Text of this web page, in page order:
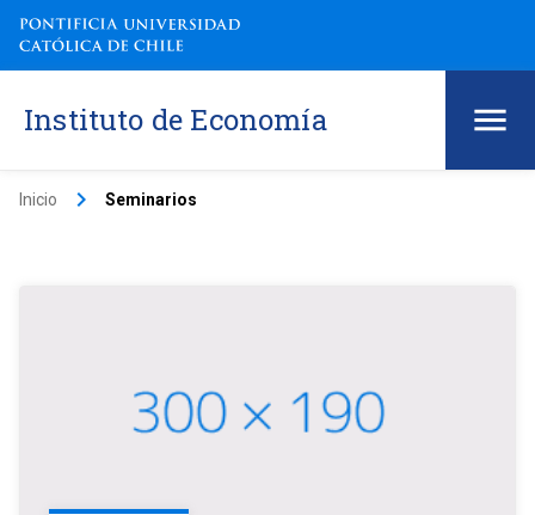
Instituto de Economía
Inicio keyboard_arrow_right Seminarios